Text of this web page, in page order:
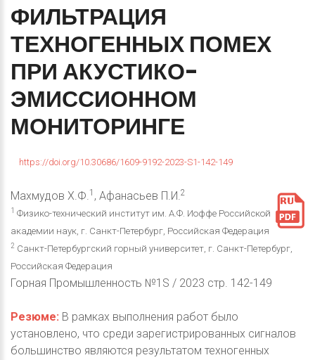
ФИЛЬТРАЦИЯ
ТЕХНОГЕННЫХ ПОМЕХ
ПРИ АКУСТИКО-
ЭМИССИОННОМ
МОНИТОРИНГЕ
https://doi.org/10.30686/1609-9192-2023-S1-142-149
Махмудов Х.Ф.1 , Афанасьев П.И.2
1 Физико-технический институт им. А.Ф. Иоффе Российской
академии наук, г. Санкт-Петербург, Российская Федерация
2 Санкт-Петербургский горный университет, г. Санкт-Петербург,
Российская Федерация
Горная Промышленность №1S / 2023 стр. 142-149
Резюме: В рамках выполнения работ было
установлено, что среди зарегистрированных сигналов
большинство являются результатом техногенных